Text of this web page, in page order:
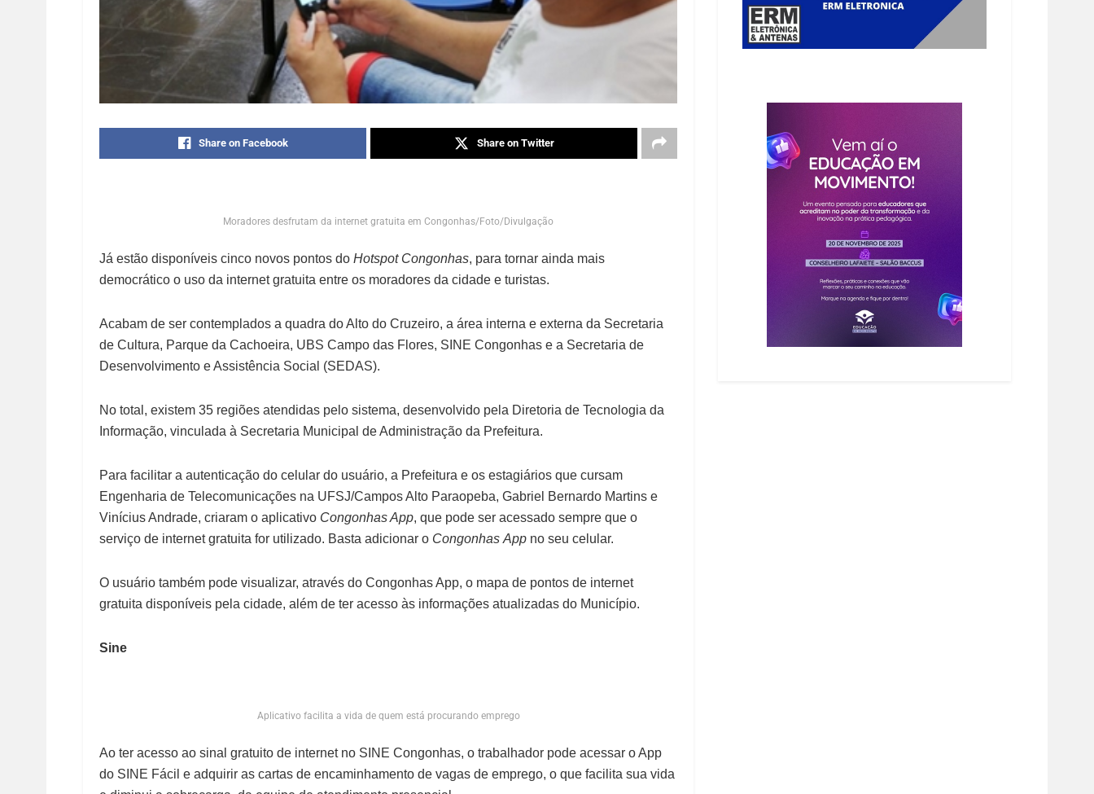
Share on Facebook Share on Twitter
Moradores desfrutam da internet gratuita em Congonhas/Foto/Divulgação
Já estão disponíveis cinco novos pontos do Hotspot Congonhas, para tornar ainda mais
democrático o uso da internet gratuita entre os moradores da cidade e turistas.
Acabam de ser contemplados a quadra do Alto do Cruzeiro, a área interna e externa da Secretaria
de Cultura, Parque da Cachoeira, UBS Campo das Flores, SINE Congonhas e a Secretaria de
Desenvolvimento e Assistência Social (SEDAS).
No total, existem 35 regiões atendidas pelo sistema, desenvolvido pela Diretoria de Tecnologia da
Informação, vinculada à Secretaria Municipal de Administração da Prefeitura.
Para facilitar a autenticação do celular do usuário, a Prefeitura e os estagiários que cursam
Engenharia de Telecomunicações na UFSJ/Campos Alto Paraopeba, Gabriel Bernardo Martins e
Vinícius Andrade, criaram o aplicativo Congonhas App, que pode ser acessado sempre que o
serviço de internet gratuita for utilizado. Basta adicionar o Congonhas App no seu celular.
O usuário também pode visualizar, através do Congonhas App, o mapa de pontos de internet
gratuita disponíveis pela cidade, além de ter acesso às informações atualizadas do Município.
Sine
Aplicativo facilita a vida de quem está procurando emprego
Ao ter acesso ao sinal gratuito de internet no SINE Congonhas, o trabalhador pode acessar o App
do SINE Fácil e adquirir as cartas de encaminhamento de vagas de emprego, o que facilita sua vida